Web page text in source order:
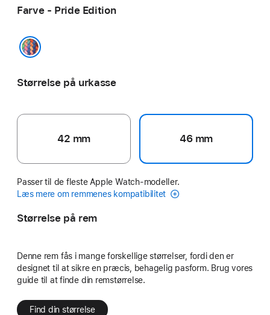
Farve - Pride Edition
Størrelse på urkasse
42 mm 46 mm
Passer til de fleste Apple Watch-modeller.
Læs mere om remmenes kompatibilitet
Størrelse på rem
Denne rem fås i mange forskellige størrelser, fordi den er
designet til at sikre en præcis, behagelig pasform. Brug vores
guide til at finde din remstørrelse.
Find din størrelse